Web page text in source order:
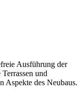
Ausführung der
und
Aspekte des Neubaus.